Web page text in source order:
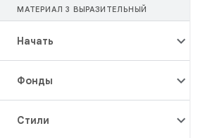
МАТЕРИАЛ 3 ВЫРАЗИТЕЛЬНЫЙ
Начать
Фонды
Стили